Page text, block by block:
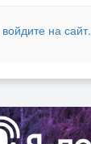
войдите на сайт.